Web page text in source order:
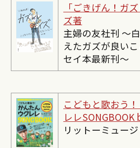
「ごきげん！ガ
ズ著
主婦の友社刊 〜
えたガズが良い
セイ本最新刊〜
こどもと歌おう
レレSONGBOOK
リットーミュー